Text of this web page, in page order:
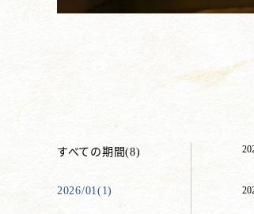
すべての期間(8)
2026/01(1)